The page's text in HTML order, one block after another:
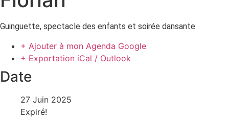
Guinguette, spectacle des enfants et soirée dansante
+ Ajouter à mon Agenda Google
+ Exportation iCal / Outlook
Date
27 Juin 2025
Expiré!